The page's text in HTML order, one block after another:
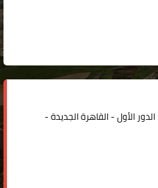
مدينة الرحاب المبنى الإداري مكتب 106 الدور الأول - القاهرة الجديدة -